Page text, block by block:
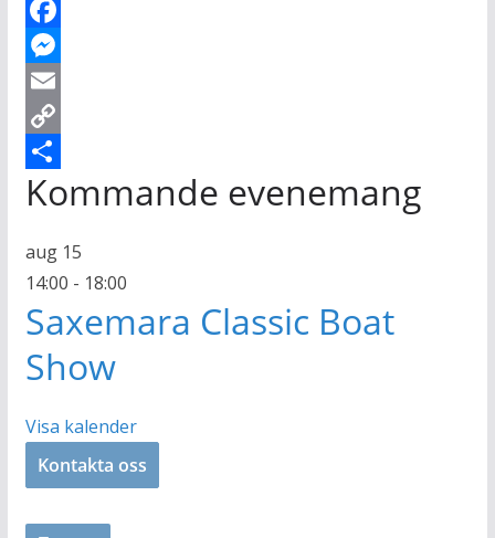
F
a
c
e
b
o
k
M
e
s
s
n
g
e
r
E
m
a
l
C
o
y
L
i
n
D
l
a
Kommande evenemang
aug 15
14:00 - 18:00
Saxemara Classic Boat
Show
Visa kalender
Kontakta oss